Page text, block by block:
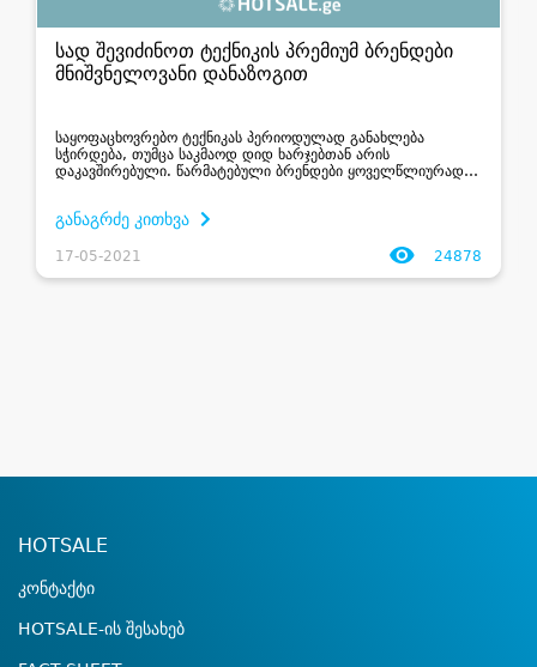
სად შევიძინოთ ტექნიკის პრემიუმ ბრენდები
მნიშვნელოვანი დანაზოგით
საყოფაცხოვრებო ტექნიკას პერიოდულად განახლება
სჭირდება, თუმცა საკმაოდ დიდ ხარჯებთან არის
დაკავშირებული. წარმატებული ბრენდები ყოველწლიურად
უპირატესობებით ვისარ...
განაგრძე კითხვა
17-05-2021 24878
HOTSALE
კონტაქტი
HOTSALE-ის შესახებ